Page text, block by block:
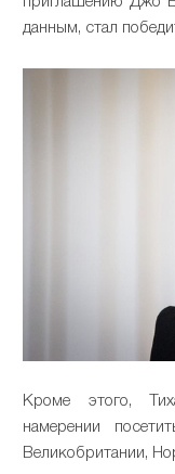
данным, стал
Кроме этого,
намерении
Великобритании,